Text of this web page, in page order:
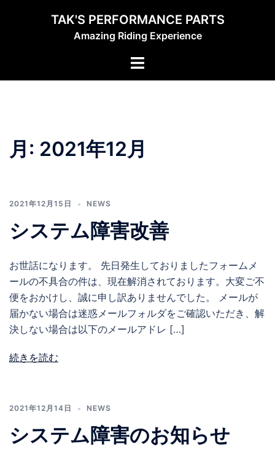
TAK'S PERFORMANCE PARTS
Amazing Riding Experience
ト
ュ
ー
月: 2021年12月
2021年12月15日 NEWS
システム障害改善
お世話になります。 先日発生しておりましたフォームメ
ールの不具合の件は、現在解消されております。大変ご不
便をおかけし、誠に申し訳ありませんでした。 メールが
届かない場合は迷惑メールフォルダをご確認いただき、解
決しない場合は以下のメールアドレ […]
続きを読む
2021年12月14日 NEWS
システム障害のお知らせ